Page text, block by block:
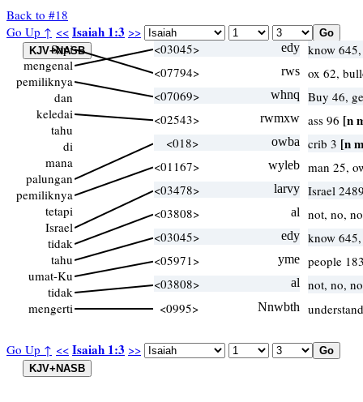
Back to #18
Go Up ↑ << Isaiah 1:3 >>
Go Up ↑ << Isaiah 1:3 >>
Sapi
mengenal
pemiliknya
dan
keledai
tahu
di
mana
palungan
pemiliknya
tetapi
Israel
tidak
tahu
umat-Ku
tidak
mengerti
<03045> edy know
<07794>
rws ox 62,
<07069>
whnq
Buy 46,
<02543>
rwmxw ass 96 [n
<018> owba crib 3 [n
<01167> wyleb man 25,
<03478>
larvy Israel
<03808>
al
not, no,
<03045>
edy know
<05971>
yme people
<03808>
al
not, no,
<0995>
Nnwbth